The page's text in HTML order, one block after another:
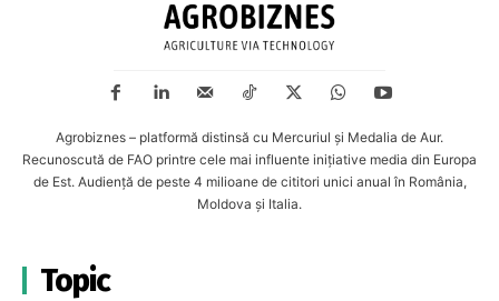
Agrobiznes – platformă distinsă cu Mercuriul și Medalia de Aur.
Recunoscută de FAO printre cele mai influente inițiative media din Europa
de Est. Audiență de peste 4 milioane de cititori unici anual în România,
Moldova și Italia.
Topic